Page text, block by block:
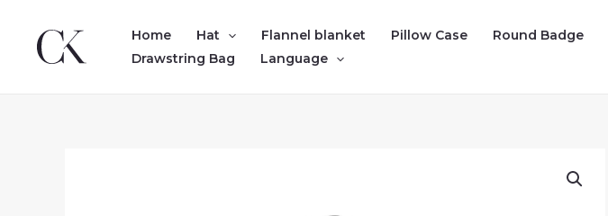
content
Home Hat Flannel blanket Pillow Case Round Badge
Drawstring Bag
Language